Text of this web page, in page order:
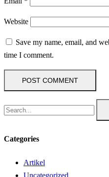
Website
Save my name, email, and
time I comment.
Categories
Artikel